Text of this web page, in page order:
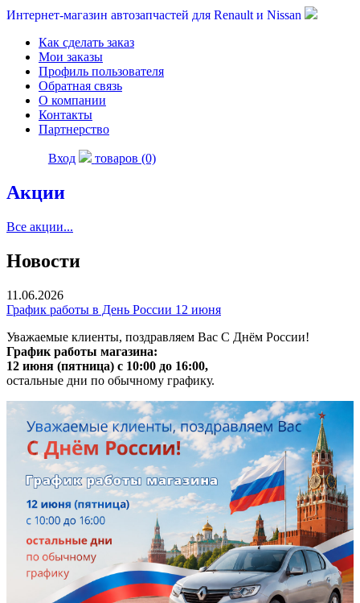
Интернет-магазин автозапчастей для Renault и Nissan
Как сделать заказ
Мои заказы
Профиль пользователя
Обратная связь
О компании
Контакты
Партнерство
Вход товаров (0)
Акции
Все акции...
Новости
11.06.2026
График работы в День России 12 июня
Уважаемые клиенты, поздравляем Вас С Днём России!
График работы магазина:
12 июня (пятница) с 10:00 до 16:00,
остальные дни по обычному графику.